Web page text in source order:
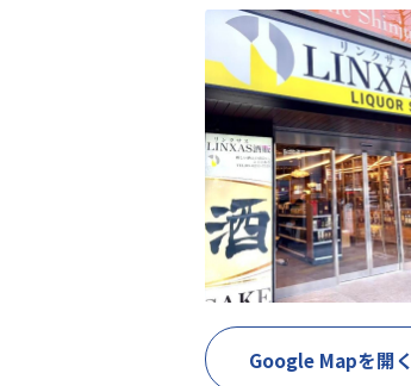
Google Mapを開く